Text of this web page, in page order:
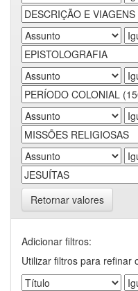
Retornar valores
Adicionar filtros:
Utilizar filtros para refinar